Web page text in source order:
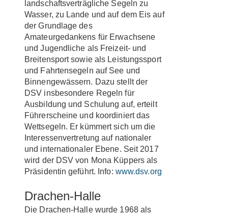
landschaftsverträgliche Segeln zu
Wasser, zu Lande und auf dem Eis auf
der Grundlage des
Amateurgedankens für Erwachsene
und Jugendliche als Freizeit- und
Breitensport sowie als Leistungssport
und Fahrtensegeln auf See und
Binnengewässern. Dazu stellt der
DSV insbesondere Regeln für
Ausbildung und Schulung auf, erteilt
Führerscheine und koordiniert das
Wettsegeln. Er kümmert sich um die
Interessenvertretung auf nationaler
und internationaler Ebene. Seit 2017
wird der DSV von Mona Küppers als
Präsidentin geführt. Info: www.dsv.org
Drachen-Halle
Die Drachen-Halle wurde 1968 als